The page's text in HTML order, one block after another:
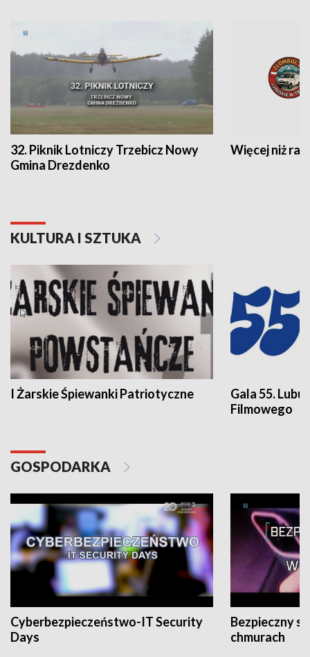
32. Piknik Lotniczy Trzebicz Nowy
Gmina Drezdenko
Więcej niż rajd
KULTURA I SZTUKA
I Żarskie Śpiewanki Patriotyczne
Gala 55.
Filmowego
GOSPODARKA
Cyberbezpieczeństwo-IT Security
Days
Bezpieczny
chmurach